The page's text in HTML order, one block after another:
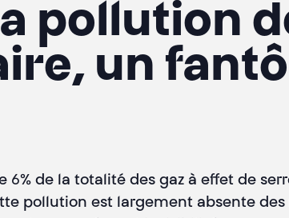
pollution
un
6% de la totalité des gaz à effet de
pollution est largement absente